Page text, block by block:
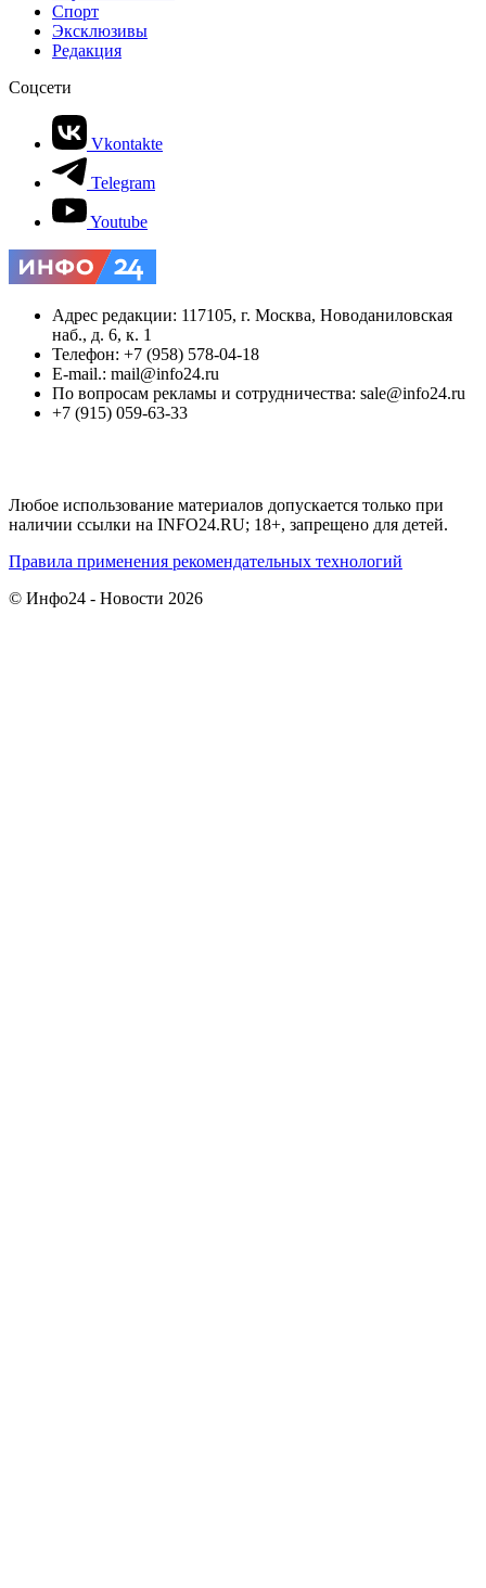
Спорт
Эксклюзивы
Редакция
Соцсети
Vkontakte
Telegram
Youtube
Адрес редакции: 117105, г. Москва, Новоданиловская
наб., д. 6, к. 1
Телефон: +7 (958) 578-04-18
E-mail.: mail@info24.ru
По вопросам рекламы и сотрудничества: sale@info24.ru
+7 (915) 059-63-33
Любое использование материалов допускается только при
наличии ссылки на INFO24.RU; 18+, запрещено для детей.
Правила применения рекомендательных технологий
© Инфо24 - Новости 2026